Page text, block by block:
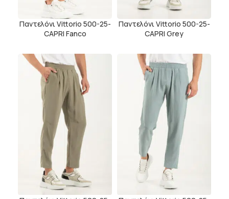
Παντελόνι Vittorio 500-25-
CAPRI Fanco
Παντελόνι Vittorio 500-25-
CAPRI Grey